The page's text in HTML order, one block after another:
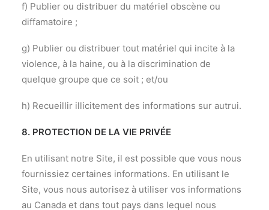
f) Publier ou distribuer du matériel obscène ou
diffamatoire ;
g) Publier ou distribuer tout matériel qui incite à la
violence, à la haine, ou à la discrimination de
quelque groupe que ce soit ; et/ou
h) Recueillir illicitement des informations sur autrui.
8. PROTECTION DE LA VIE PRIVÉE
En utilisant notre Site, il est possible que vous nous
fournissiez certaines informations. En utilisant le
Site, vous nous autorisez à utiliser vos informations
au Canada et dans tout pays dans lequel nous